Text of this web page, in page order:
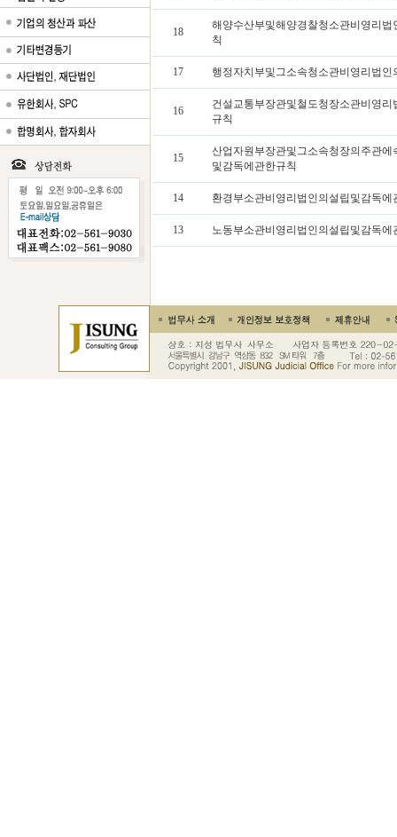
18
해양수산부및해양경찰청소관비영리
칙
17 행정자치부및그소속청소관비영리법
16
건설교통부장관및철도청장소관비영
규칙
15
산업자원부장관및그소속청장의주관
및감독에관한규칙
14 환경부소관비영리법인의설립및감독에
13 노동부소관비영리법인의설립및감독에